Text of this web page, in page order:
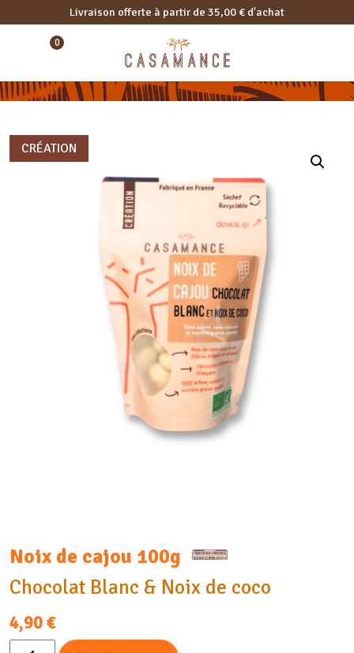
Livraison offerte à partir de 35,00 € d'achat
0
CRÉATION
Noix de cajou 100g
Chocolat Blanc & Noix de coco
4,90€
quantité